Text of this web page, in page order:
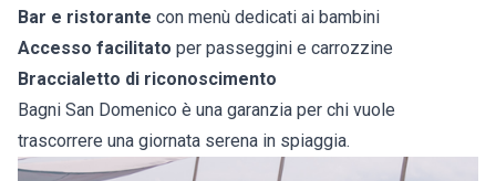
Bar e ristorante con menù dedicati ai bambini
Accesso facilitato per passeggini e carrozzine
Braccialetto di riconoscimento
Bagni San Domenico è una garanzia per chi vuole
trascorrere una giornata serena in spiaggia.